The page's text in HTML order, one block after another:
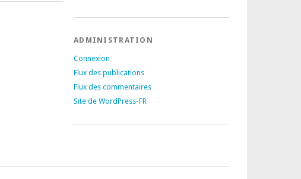
ADMINISTRATION
Connexion
Flux des publications
Flux des commentaires
Site de WordPress-FR